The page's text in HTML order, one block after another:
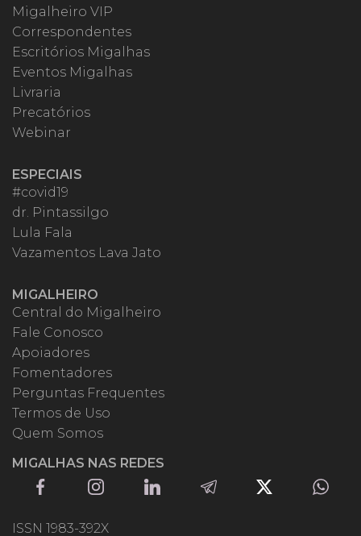
Migalheiro VIP
Correspondentes
Escritórios Migalhas
Eventos Migalhas
Livraria
Precatórios
Webinar
ESPECIAIS
#covid19
dr. Pintassilgo
Lula Fala
Vazamentos Lava Jato
MIGALHEIRO
Central do Migalheiro
Fale Conosco
Apoiadores
Fomentadores
Perguntas Frequentes
Termos de Uso
Quem Somos
MIGALHAS NAS REDES
ISSN 1983-392X